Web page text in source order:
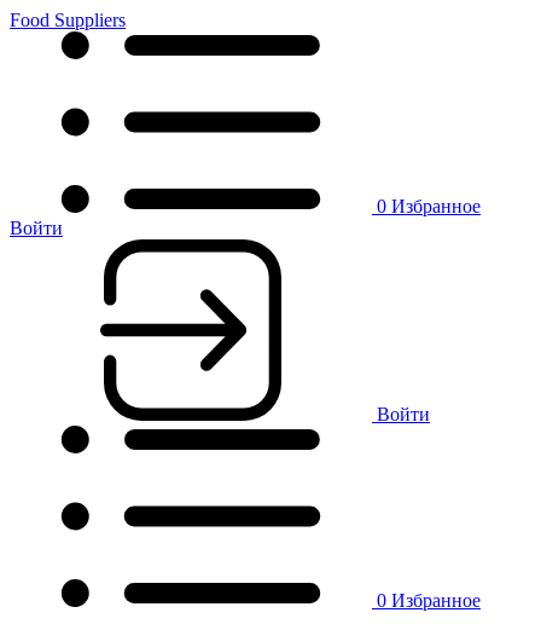
Food Suppliers
0 Избранное
Войти
Войти
0 Избранное